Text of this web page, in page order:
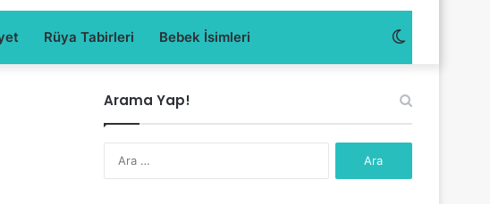
Rüya Tabirleri Bebek İsimleri
görünümü
değiştir
Arama Yap!